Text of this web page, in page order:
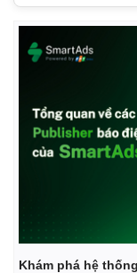
Vụ án
Tin nóng
Tư vấn luật
Khám phá hệ